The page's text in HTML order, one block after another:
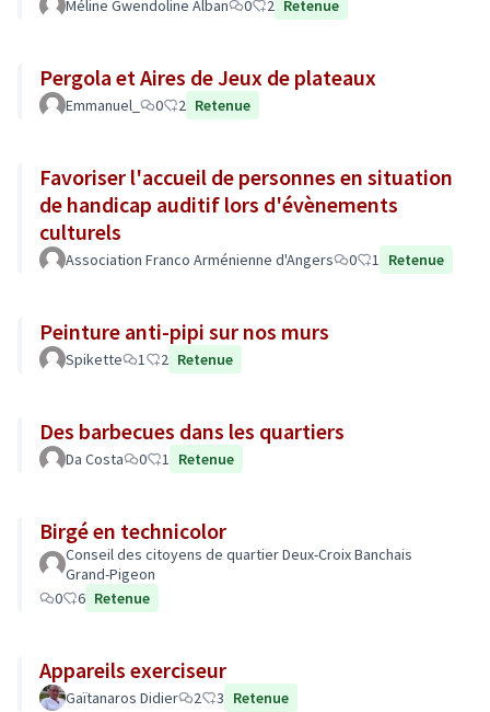
Méline Gwendoline Alban 0 2 Retenue
Pergola et Aires de Jeux de plateaux
Emmanuel_ 0 2 Retenue
Favoriser l'accueil de personnes en situation
de handicap auditif lors d'évènements
culturels
Association Franco Arménienne d'Angers 0 1 Retenue
Peinture anti-pipi sur nos murs
Spikette 1 2 Retenue
Des barbecues dans les quartiers
Da Costa 0 1 Retenue
Birgé en technicolor
Conseil des citoyens de quartier Deux-Croix Banchais
Grand-Pigeon
0
6 Retenue
Appareils exerciseur
Gaïtanaros Didier 2 3 Retenue